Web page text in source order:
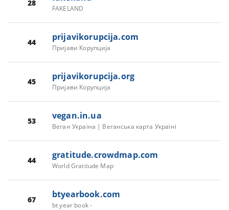
28
FAKELAND
44 prijavikorupcija.com
Пријави Корупција
45 prijavikorupcija.org
Пријави Корупција
53 vegan.in.ua
Веган Україна | Веганська карта Україні
44 gratitude.crowdmap.com
World Gratitude Map
67 btyearbook.com
bt year book -